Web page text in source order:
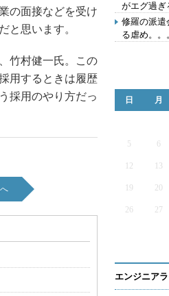
の面接などを受け
と思います。
竹村健一氏。この
用するときは履歴
採用のやり方だっ
がエグ過ぎ
修羅の派
る虐め。。
日 月
5 6
12 13
19 20
26 27
エンジニア